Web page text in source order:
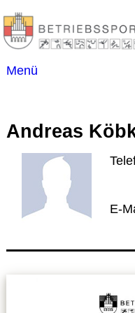
Menü
Kontakt
Ansprechpartner
Andreas
E-